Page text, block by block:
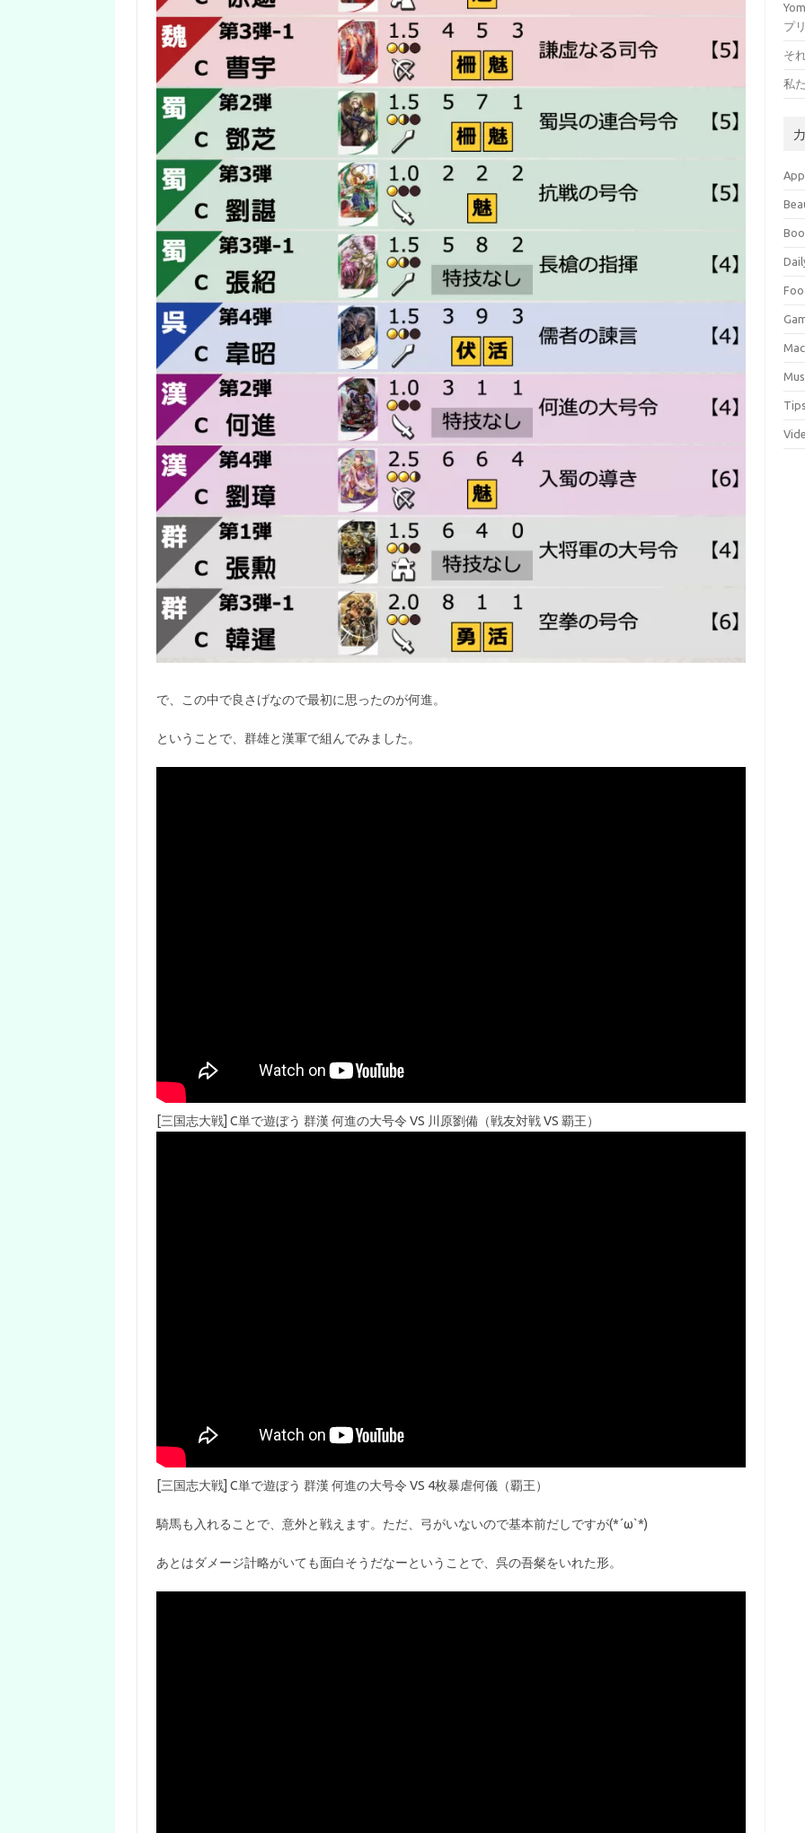
で、この中で良さげなので最初に思ったのが何進。
ということで、群雄と漢軍で組んでみました。
[三国志大戦] C単で遊ぼう 群漢 何進の大号令 VS 川原劉備（戦友対戦 VS 覇王）
[三国志大戦] C単で遊ぼう 群漢 何進の大号令 VS 4枚暴虐何儀（覇王）
騎馬も入れることで、意外と戦えます。ただ、弓がいないので基本前だしですが(*´ω`*)
あとはダメージ計略がいても面白そうだなーということで、呉の吾粲をいれた形。
プリ
そ
私
App
Mac
Tips